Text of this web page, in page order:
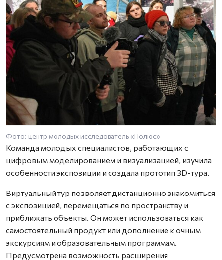
Фото: центр молодых исследователь «Полюс»
Команда молодых специалистов, работающих с
цифровым моделированием и визуализацией, изучила
особенности экспозиции и создала прототип 3D-тура.
Виртуальный тур позволяет дистанционно знакомиться
с экспозицией, перемещаться по пространству и
приближать объекты. Он может использоваться как
самостоятельный продукт или дополнение к очным
экскурсиям и образовательным программам.
Предусмотрена возможность расширения